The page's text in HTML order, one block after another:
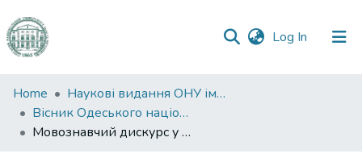
Log In (current)
Communities
&
Collections
Home
Наукові видання ОНУ імені І. І. Мечникова
Вісник Одеського національного університету. Філологія
Мовознавчий дискурс у драматургії Миколи Куліша в контексті розвитку культури і процесів українізації/контрукраїнізації 1920–1930-х років і сучасності